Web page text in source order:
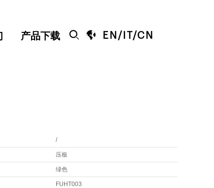
产品下载   EN / /CN
/
压板
绿色
FUHT003